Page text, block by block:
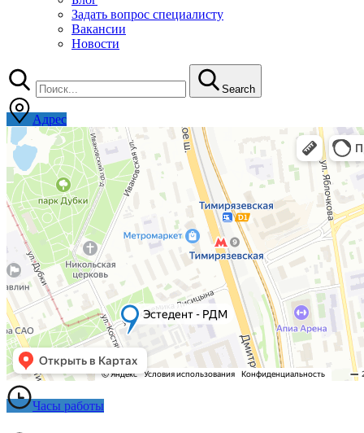
Задать вопрос специалисту
Вакансии
Новости
Search
Адрес
Часы работы